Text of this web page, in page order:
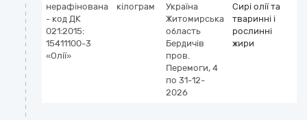
нерафінована
- код ДК
021:2015:
15411100-3
«Олії»
кілограм
Україна
Житомирська
область
Бердичів
пров.
Перемоги, 4
по 31-12-
2026
Сирі олії та
тваринні і
рослинні
жири